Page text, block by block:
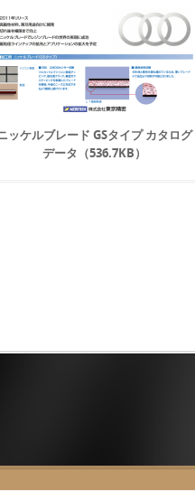
ッケルブレード GSタイプ カタログ
データ（536.7KB）